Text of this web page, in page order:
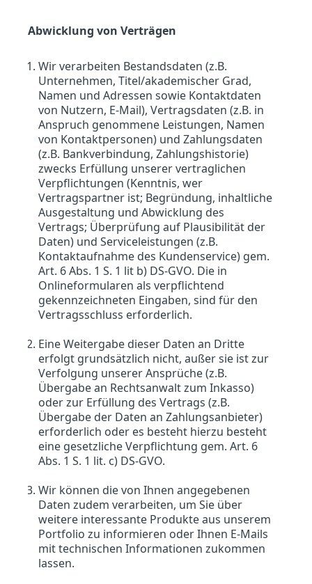
Abwicklung von Verträgen
Wir verarbeiten Bestandsdaten (z.B.
Unternehmen, Titel/akademischer Grad,
Namen und Adressen sowie Kontaktdaten
von Nutzern, E-Mail), Vertragsdaten (z.B. in
Anspruch genommene Leistungen, Namen
von Kontaktpersonen) und Zahlungsdaten
(z.B. Bankverbindung, Zahlungshistorie)
zwecks Erfüllung unserer vertraglichen
Verpflichtungen (Kenntnis, wer
Vertragspartner ist; Begründung, inhaltliche
Ausgestaltung und Abwicklung des
Vertrags; Überprüfung auf Plausibilität der
Daten) und Serviceleistungen (z.B.
Kontaktaufnahme des Kundenservice) gem.
Art. 6 Abs. 1 S. 1 lit b) DS-GVO. Die in
Onlineformularen als verpflichtend
gekennzeichneten Eingaben, sind für den
Vertragsschluss erforderlich.
Eine Weitergabe dieser Daten an Dritte
erfolgt grundsätzlich nicht, außer sie ist zur
Verfolgung unserer Ansprüche (z.B.
Übergabe an Rechtsanwalt zum Inkasso)
oder zur Erfüllung des Vertrags (z.B.
Übergabe der Daten an Zahlungsanbieter)
erforderlich oder es besteht hierzu besteht
eine gesetzliche Verpflichtung gem. Art. 6
Abs. 1 S. 1 lit. c) DS-GVO.
Wir können die von Ihnen angegebenen
Daten zudem verarbeiten, um Sie über
weitere interessante Produkte aus unserem
Portfolio zu informieren oder Ihnen E-Mails
mit technischen Informationen zukommen
lassen.